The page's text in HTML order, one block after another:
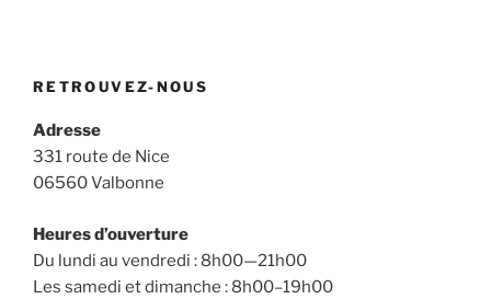
RETROUVEZ-NOUS
Adresse
331 route de Nice
06560 Valbonne
Heures d’ouverture
Du lundi au vendredi : 8h00—21h00
Les samedi et dimanche : 8h00–19h00